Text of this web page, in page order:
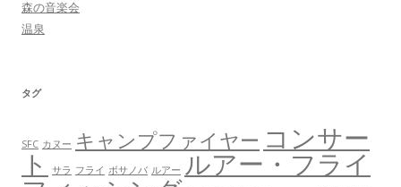
森の音楽会
温泉
タグ
SFC カヌー キャンプファイヤー コンサー
ト サラ フライ ボサノバ ルアー ルアー・フライ